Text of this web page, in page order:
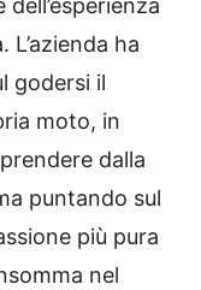
ha
godersi il
moto, in
dalla
puntando sul
più pura
nel